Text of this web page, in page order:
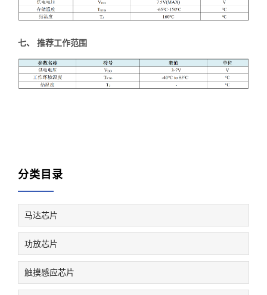
七、 推荐工作范围
分类目录
马达芯片
功放芯片
触摸感应芯片